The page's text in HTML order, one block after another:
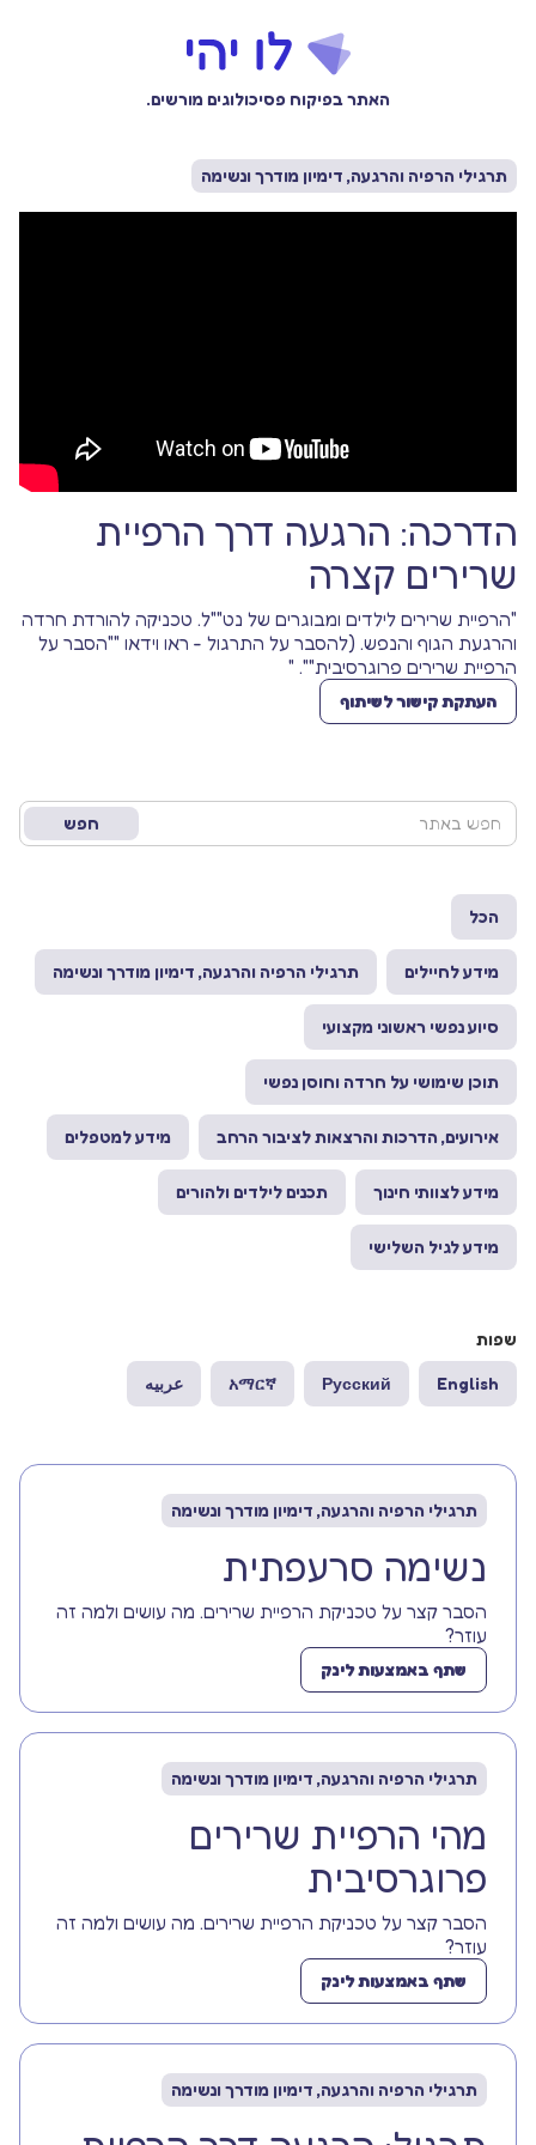
האתר בפיקוח פסיכולוגים מורשים.
תרגילי הרפיה והרגעה, דימיון מודרך ונשימה
הדרכה: הרגעה דרך הרפיית
שרירים קצרה
"הרפיית שרירים לילדים ומבוגרים של נט""ל. טכניקה להורדת חרדה
והרגעת הגוף והנפש. (להסבר על התרגול - ראו וידאו ""הסבר על
הרפיית שרירים פרוגרסיבית"". "
העתקת קישור לשיתוף
הכל
מידע לחיילים תרגילי הרפיה והרגעה, דימיון מודרך ונשימה
סיוע נפשי ראשוני מקצועי
תוכן שימושי על חרדה וחוסן נפשי
אירועים, הדרכות והרצאות לציבור הרחב מידע למטפלים
מידע לצוותי חינוך תכנים לילדים ולהורים
מידע לגיל השלישי
שפות
English
Русский
አማርኛ عربيه
תרגילי הרפיה והרגעה, דימיון מודרך ונשימה
נשימה סרעפתית
הסבר קצר על טכניקת הרפיית שרירים. מה עושים ולמה זה
עוזר?
שתף באמצעות לינק
תרגילי הרפיה והרגעה, דימיון מודרך ונשימה
מהי הרפיית שרירים
פרוגרסיבית
הסבר קצר על טכניקת הרפיית שרירים. מה עושים ולמה זה
עוזר?
שתף באמצעות לינק
תרגילי הרפיה והרגעה, דימיון מודרך ונשימה